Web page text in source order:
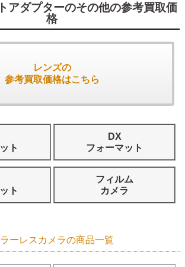
アダプターのその他の参考買取価
格
レンズの
参考買取価格はこちら
ト
DX
フォーマット
ト
フィルム
カメラ
ラーレスカメラの商品一覧